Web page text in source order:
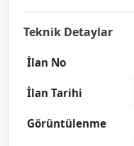
Teknik Detaylar
İlan No
İlan Tarihi
Görüntülenme